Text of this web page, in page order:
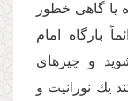
یا گاهى خطور
بارگاه امام
و چیزهاى
یك نورانیت و